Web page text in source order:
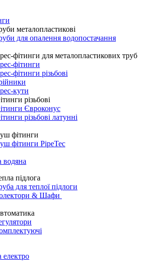
металопластикові
для опалення водопостачання
фітинги для металопластикових труб
фітинги
фітинги різьбові
кути
різьбові
Євроконус
різьбові латунні
фітинги
фітинги PipeTec
водяна
підлога
для теплої підлоги
& Шафи
електро